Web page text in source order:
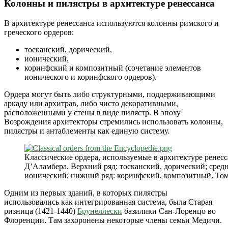
Колонны и пилястры в архитектуре ренессанса
В архитектуре ренессанса используются колонны римского и
греческого ордеров:
тосканский, дорический,
ионический,
коринфский и композитный (сочетание элементов
ионического и коринфского ордеров).
Ордера могут быть либо структурными, поддерживающими
аркаду или архитрав, либо чисто декоративными,
расположенными у стены в виде пилястр. В эпоху
Возрождения архитекторы стремились использовать колонны,
пилястры и антаблементы как единую систему.
Классические ордера, используемые в архитектуре
Д’Аламбера. Верхний ряд: тосканский, дорический;
ионический; нижний ряд: коринфский, композитный.
Одним из первых зданий, в которых пилястры
использовались как интегрированная система, была Старая
ризница (1421-1440) Брунеллески базилики Сан-Лоренцо во
Флоренции. Там захоронены некоторые члены семьи Медичи.